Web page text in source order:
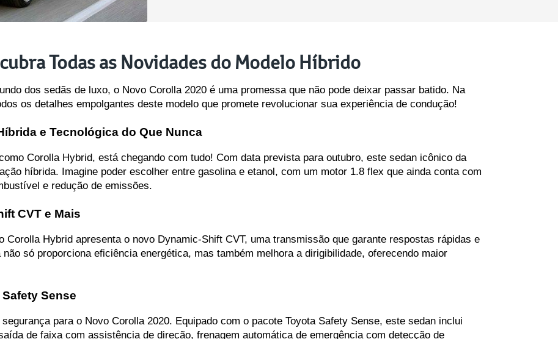
Todas as Novidades do Modelo Híbrido
dos sedãs de luxo, o Novo Corolla 2020 é uma promessa que não pode deixar passar batido. Na
os detalhes empolgantes deste modelo que promete revolucionar sua experiência de condução!
e Tecnológica do Que Nunca
Corolla Hybrid, está chegando com tudo! Com data prevista para outubro, este sedan icônico da
híbrida. Imagine poder escolher entre gasolina e etanol, com um motor 1.8 flex que ainda conta com
e redução de emissões.
CVT e Mais
Corolla Hybrid apresenta o novo Dynamic-Shift CVT, uma transmissão que garante respostas rápidas e
só proporciona eficiência energética, mas também melhora a dirigibilidade, oferecendo maior
Sense
para o Novo Corolla 2020. Equipado com o pacote Toyota Safety Sense, este sedan inclui
de faixa com assistência de direção, frenagem automática de emergência com detecção de